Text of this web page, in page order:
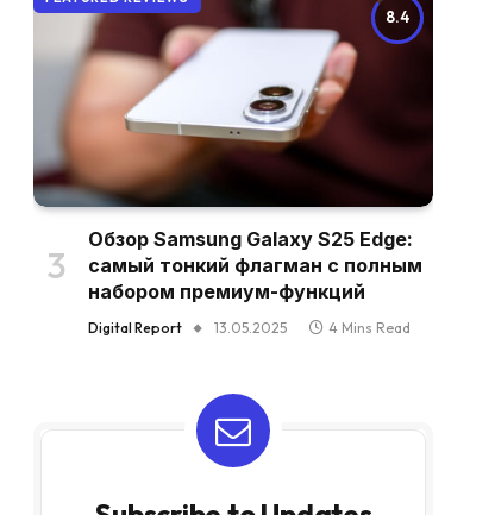
8.4
Обзор Samsung Galaxy S25 Edge:
самый тонкий флагман с полным
набором премиум-функций
Digital Report 13.05.2025 4 Mins Read